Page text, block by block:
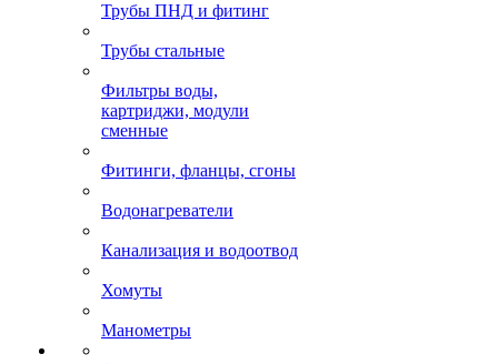
Трубы ПНД и фитинг
Трубы стальные
Фильтры воды,
картриджи, модули
сменные
Фитинги, фланцы, сгоны
Водонагреватели
Канализация и водоотвод
Хомуты
Манометры